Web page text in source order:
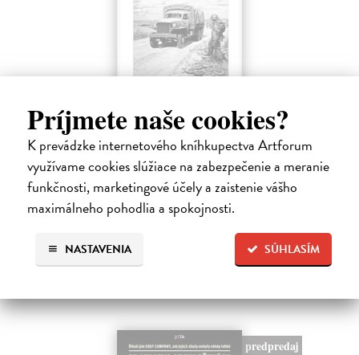
Príjmete naše cookies?
K prevádzke internetového kníhkupectva Artforum
využívame cookies slúžiace na zabezpečenie a meranie
funkčnosti, marketingové účely a zaistenie vášho
maximálneho pohodlia a spokojnosti.
SÚHLASÍM
NASTAVENIA
Ako Rusi veľkú vojnu vyhrali...
Kumičák Juraj| Kniha
Celé desaťročia sovietska, a následne ruská propaganda vykresľovali
históriu Sovietskeho zväzu v pozitívnych či hrdinských podobách.
Napriek tomu sa našli v ZSSR či Rusku historici či novinári, ktorí
mali…
11,99 €
predpredaj